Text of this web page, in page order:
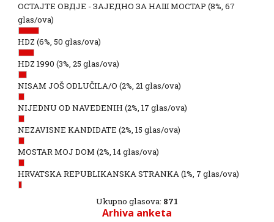
ОСТАЈТЕ ОВДЈЕ - ЗАЈЕДНО ЗА НАШ МОСТАР (8%, 67
glas/ova)
HDZ (6%, 50 glas/ova)
HDZ 1990 (3%, 25 glas/ova)
NISAM JOŠ ODLUČILA/O (2%, 21 glas/ova)
NIJEDNU OD NAVEDENIH (2%, 17 glas/ova)
NEZAVISNE KANDIDATE (2%, 15 glas/ova)
MOSTAR MOJ DOM (2%, 14 glas/ova)
HRVATSKA REPUBLIKANSKA STRANKA(1%, 7 glas/ova)
Ukupno glasova: 871
Arhiva anketa